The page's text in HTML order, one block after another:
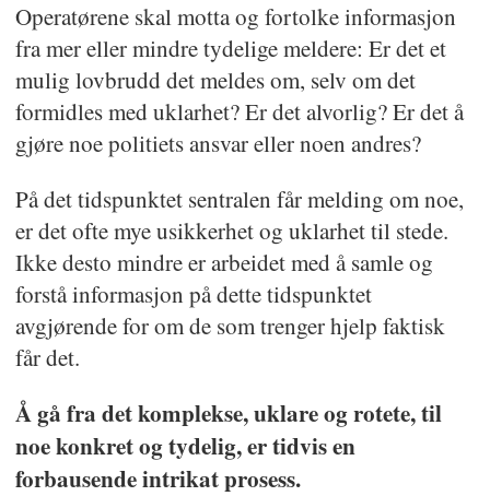
Operatørene skal motta og fortolke informasjon
fra mer eller mindre tydelige meldere: Er det et
mulig lovbrudd det meldes om, selv om det
formidles med uklarhet? Er det alvorlig? Er det å
gjøre noe politiets ansvar eller noen andres?
På det tidspunktet sentralen får melding om noe,
er det ofte mye usikkerhet og uklarhet til stede.
Ikke desto mindre er arbeidet med å samle og
forstå informasjon på dette tidspunktet
avgjørende for om de som trenger hjelp faktisk
får det.
Å gå fra det komplekse, uklare og rotete, til
noe konkret og tydelig, er tidvis en
forbausende intrikat prosess.